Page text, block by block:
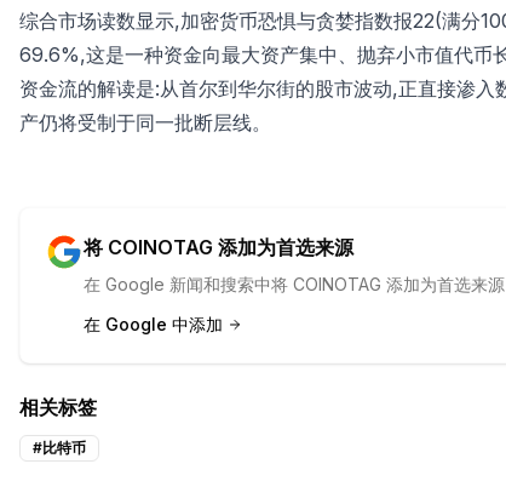
综合市场读数显示,加密货币恐惧与贪婪指数报22(满分
69.6%,这是一种资金向最大资产集中、抛弃小市值代币
资金流的解读是:从首尔到华尔街的股市波动,正直接渗
产仍将受制于同一批断层线。
将 COINOTAG 添加为首选来源
在 Google 新闻和搜索中将 COINOTAG 添加为首选来源
在 Google 中添加
相关标签
#比特币